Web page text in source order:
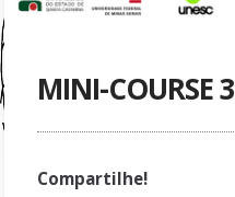
MINI-COURSE 3
Compartilhe!